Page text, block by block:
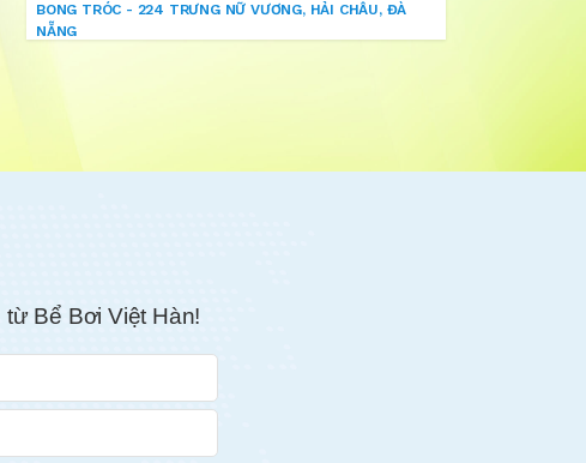
BONG TRÓC - 224 TRƯNG NỮ VƯƠNG, HẢI CHÂU, ĐÀ
NẴNG
từ Bể Bơi Việt Hàn!